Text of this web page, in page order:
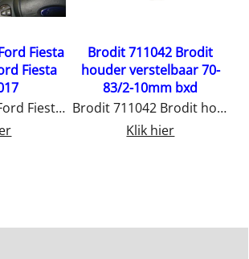
Fiesta
Fiesta
Brodit Proclip Ford Fiesta 2009-2017 / Ford Fiesta 2011-2017
Brodit 711042 Brodit
houder verstelbaar 70-
83/2-10mm bxd
Brodit 711042 Brodit houder verstelbaar 70-83/2-10mm bxd
Klik hier